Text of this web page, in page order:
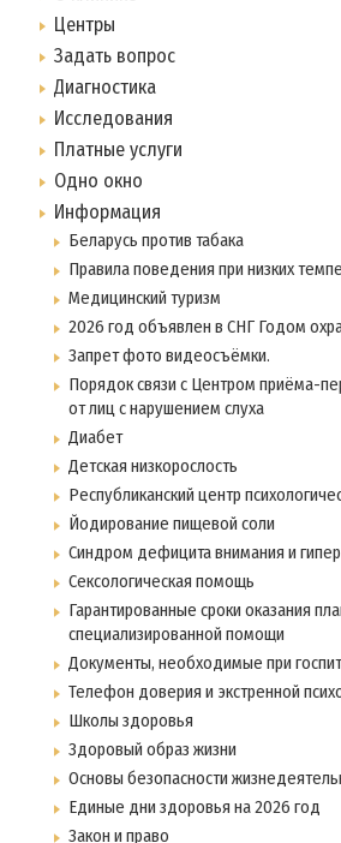
Центры
Задать вопрос
Диагностика
Исследования
Платные услуги
Одно окно
Информация
Беларусь против табака
Правила поведения при низких
Медицинский туризм
2026 год объявлен в СНГ Годом
Запрет фото видеосъёмки.
Порядок связи с Центром приёма-
от лиц с нарушением слуха
Диабет
Детская низкорослость
Республиканский центр
Йодирование пищевой соли
Синдром дефицита внимания и
Сексологическая помощь
Гарантированные сроки оказания
специализированной помощи
Документы, необходимые при
Телефон доверия и экстренной
Школы здоровья
Здоровый образ жизни
Основы безопасности
Единые дни здоровья на 2026 год
Закон и право